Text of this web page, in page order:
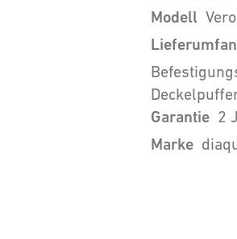
Modell
Garantie 2
Marke